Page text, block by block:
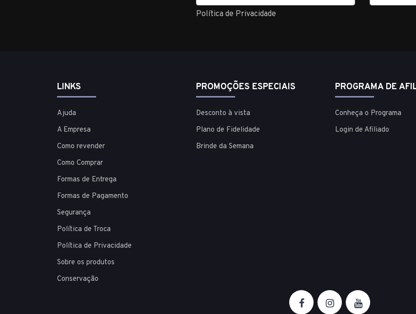
Política de Privacidade
LINKS
Ajuda
A Empresa
Como revender
Como Comprar
Formas de Entrega
Formas de Pagamento
Segurança
Política de Troca
Política de Privacidade
Sobre os produtos
Conservação
PROMOÇÕES ESPECIAIS
Desconto à vista
Plano de Fidelidade
Brinde da Semana
PROGRAMA DE
Conheça o Programa
Login de Afiliado